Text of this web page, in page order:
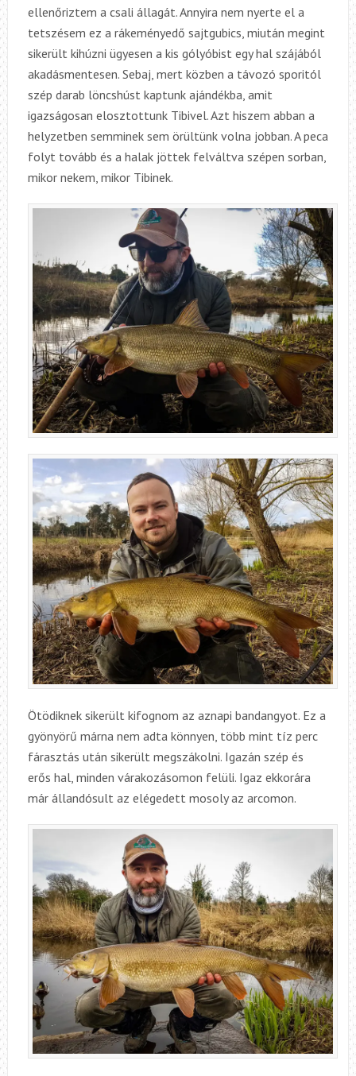
ellenőriztem a csali állagát. Annyira nem nyerte el a
tetszésem ez a rákeményedő sajtgubics, miután megint
sikerült kihúzni ügyesen a kis gólyóbist egy hal szájából
akadásmentesen. Sebaj, mert közben a távozó sporitól
szép darab löncshúst kaptunk ajándékba, amit
igazságosan elosztottunk Tibivel. Azt hiszem abban a
helyzetben semminek sem örültünk volna jobban. A peca
folyt tovább és a halak jöttek felváltva szépen sorban,
mikor nekem, mikor Tibinek.
Ötödiknek sikerült kifognom az aznapi bandangyot. Ez a
gyönyörű márna nem adta könnyen, több mint tíz perc
fárasztás után sikerült megszákolni. Igazán szép és
erős hal, minden várakozásomon felüli. Igaz ekkorára
már állandósult az elégedett mosoly az arcomon.